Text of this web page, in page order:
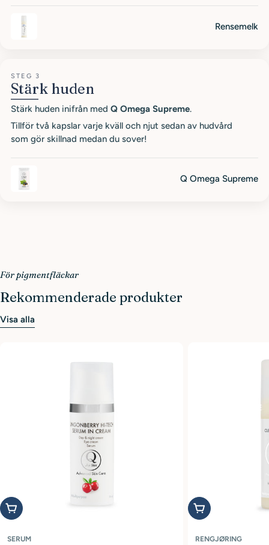
Rensemelk
STEG 3
Stärk huden
Stärk huden inifrån med Q Omega Supreme.
Tillför två kapslar varje kväll och njut sedan av hudvård
som gör skillnad medan du sover!
Q Omega Supreme
För pigmentfläckar
Rekommenderade produkter
Visa alla
Legg i handlekurv
SERUM
Legg i handlekurv
RENGJØRING